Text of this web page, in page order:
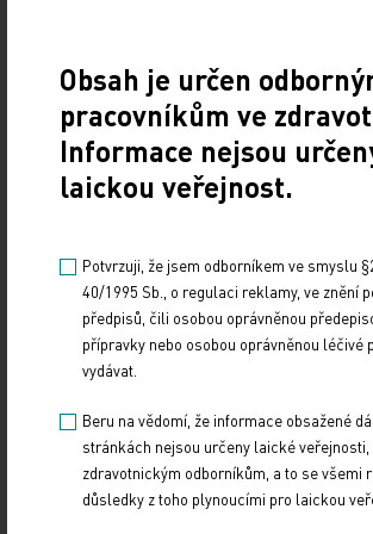
Zdroj: ČTK
Z REGIONŮ
Doporučené
Obsah je určen
pracovníkům ve
Informace nejsou
laickou veřejnost.
Potvrzuji, že jsem odborníkem ve smyslu
40/1995 Sb., o regulaci reklamy, ve znění
předpisů, čili osobou oprávněnou
přípravky nebo osobou oprávněnou léčivé
vydávat.
Beru na vědomí, že informace obsažené
stránkách nejsou určeny laické veřejnosti,
zdravotnickým odborníkům, a to se všemi
důsledky z toho plynoucími pro laickou